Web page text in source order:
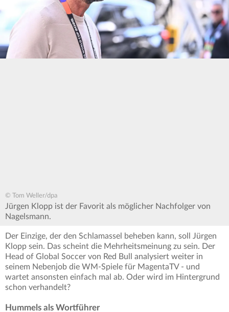
© Tom Weller/dpa
Jürgen Klopp ist der Favorit als möglicher Nachfolger von
Nagelsmann.
Der Einzige, der den Schlamassel beheben kann, soll Jürgen
Klopp sein. Das scheint die Mehrheitsmeinung zu sein. Der
Head of Global Soccer von Red Bull analysiert weiter in
seinem Nebenjob die WM-Spiele für MagentaTV - und
wartet ansonsten einfach mal ab. Oder wird im Hintergrund
schon verhandelt?
Hummels als Wortführer